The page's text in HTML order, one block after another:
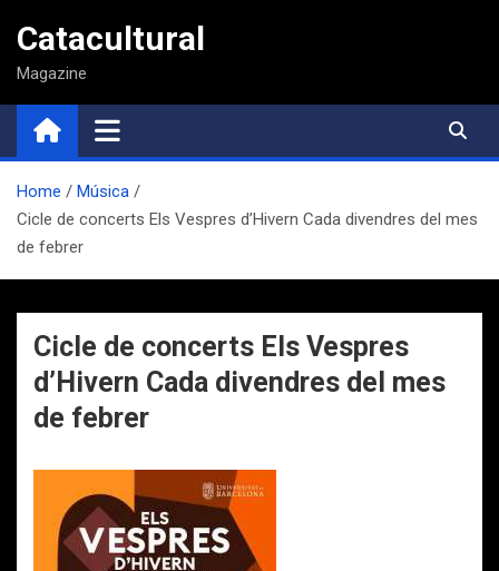
contenido
Catacultural
Magazine
Home
Música
Cicle de concerts Els Vespres d’Hivern Cada divendres del mes
de febrer
Cicle de concerts Els Vespres
d’Hivern Cada divendres del mes
de febrer